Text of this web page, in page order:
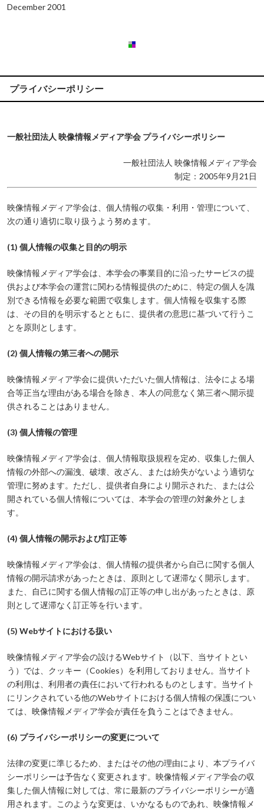
December 2001
プライバシーポリシー
一般社団法人 映像情報メディア学会 プライバシーポリシー
一般社団法人 映像情報メディア学会
制定：2005年9月21日
映像情報メディア学会は、個人情報の収集・利用・管理について、
次の通り適切に取り扱うよう努めます。
(1) 個人情報の収集と目的の明示
映像情報メディア学会は、本学会の事業目的に沿ったサービスの提
供および本学会の運営に関わる情報提供のために、特定の個人を識
別できる情報を必要な範囲で収集します。個人情報を収集する際
は、その目的を明示するとともに、提供者の意思に基づいて行うこ
とを原則とします。
(2) 個人情報の第三者への開示
映像情報メディア学会に提供いただいた個人情報は、法令による場
合等正当な理由がある場合を除き、本人の同意なく第三者へ開示提
供されることはありません。
(3) 個人情報の管理
映像情報メディア学会は、個人情報取扱規程を定め、収集した個人
情報の外部への漏洩、破壊、改ざん、または紛失がないよう適切な
管理に努めます。ただし、提供者自身により開示された、または公
開されている個人情報については、本学会の管理の対象外としま
す。
(4) 個人情報の開示および訂正等
映像情報メディア学会は、個人情報の提供者から自己に関する個人
情報の開示請求があったときは、原則として遅滞なく開示します。
また、自己に関する個人情報の訂正等の申し出があったときは、原
則として遅滞なく訂正等を行います。
(5) Webサイトにおける扱い
映像情報メディア学会の設けるWebサイト（以下、当サイトとい
う）では、クッキー（Cookies）を利用しておりません。当サイト
の利用は、利用者の責任において行われるものとします。当サイト
にリンクされている他のWebサイトにおける個人情報の保護につい
ては、映像情報メディア学会が責任を負うことはできません。
(6) プライバシーポリシーの変更について
法律の変更に準じるため、またはその他の理由により、本プライバ
シーポリシーは予告なく変更されます。映像情報メディア学会の収
集した個人情報に対しては、常に最新のプライバシーポリシーが適
用されます。このような変更は、いかなるものであれ、映像情報メ